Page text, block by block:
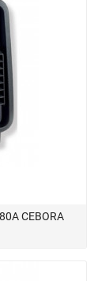
CEBORA